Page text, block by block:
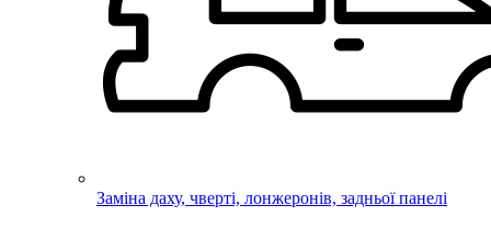
Заміна даху, чверті, лонжеронів, задньої панелі